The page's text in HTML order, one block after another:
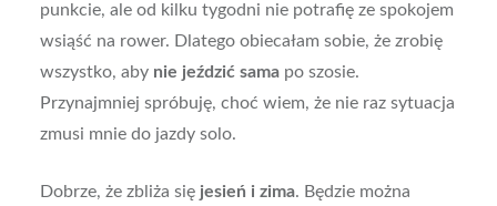
punkcie, ale od kilku tygodni nie potrafię ze spokojem
wsiąść na rower. Dlatego obiecałam sobie, że zrobię
wszystko, aby nie jeździć samapo szosie.
Przynajmniej spróbuję, choć wiem, że nie raz sytuacja
zmusi mnie do jazdy solo.
Dobrze, że zbliża się jesień i zima. Będzie można